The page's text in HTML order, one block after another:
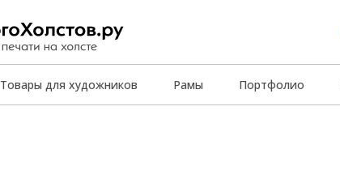
Товары для художников Рамы Портфолио